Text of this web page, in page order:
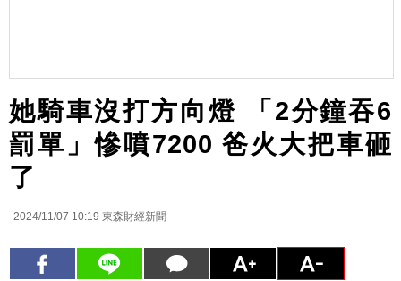
她騎車沒打方向燈 「2分鐘吞6
罰單」慘噴7200 爸火大把車砸
了
2024/11/07 10:19 東森財經新聞